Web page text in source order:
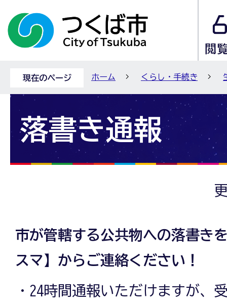
現在のページ ホーム くらし・手続き
落書き通報
市が管轄する公共物への落書き
スマ】からご連絡ください！
・24時間通報いただけますが、